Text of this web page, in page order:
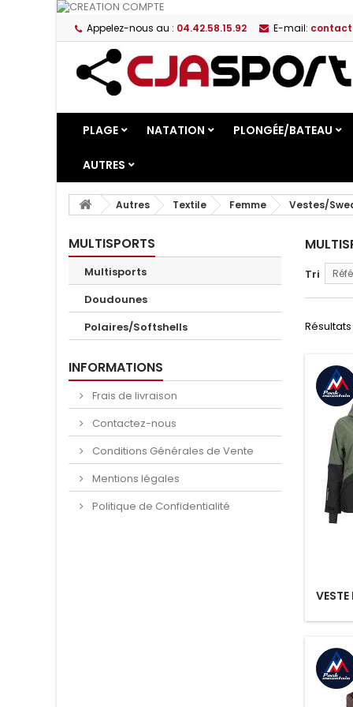
Appelez-nous au : 04.42.58.15.92 E-mail:
PLAGE NATATION PLONGÉE/BATEAU
AUTRES
Autres Textile Femme Vestes/
MULTISPORTS
Multisports
Doudounes
Polaires/Softshells
INFORMATIONS
Frais de livraison
Contactez-nous
Conditions Générales de Vente
Mentions légales
Politique de Confidentialité
Tri
Résultats